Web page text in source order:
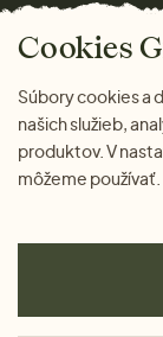
Cookies
Súbory cookies a
našich služieb,
produktov. V
môžeme